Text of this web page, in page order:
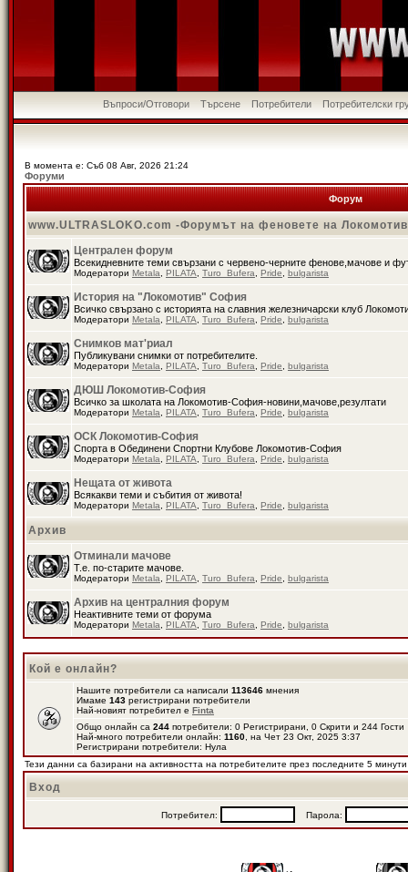
Въпроси/Отговори Търсене Потребители Потребителски
В момента е: Съб 08 Авг, 2026 21:24
Форуми
Форум
www.ULTRASLOKO.com -Форумът на феновете на
Централен форум
Всекидневните теми свързани с червено-черните фенове,мачове и
Модератори Metala PILATA Turo_Bufera Pride bulgarista
История на "Локомотив" София
Всичко свързано с историята на славния железничарски клуб
Модератори Metala PILATA Turo_Bufera Pride bulgarista
Снимков мат'риал
Публикувани снимки от потребителите.
Модератори Metala PILATA Turo_Bufera Pride bulgarista
ДЮШ Локомотив-София
Всичко за школата на Локомотив-София-новини,мачове,резултати
Модератори Metala PILATA Turo_Bufera Pride bulgarista
ОСК Локомотив-София
Спорта в Обединени Спортни Клубове Локомотив-София
Модератори Metala PILATA Turo_Bufera Pride bulgarista
Нещата от живота
Всякакви теми и събития от живота!
Модератори Metala PILATA Turo_Bufera Pride bulgarista
Архив
Отминали мачове
Т.е. по-старите мачове.
Модератори Metala PILATA Turo_Bufera Pride bulgarista
Архив на централния форум
Неактивните теми от форума
Модератори Metala PILATA Turo_Bufera Pride bulgarista
Кой е онлайн?
Нашите потребители са написали 113646 мнения
Имаме 143 регистрирани потребители
Най-новият потребител е Finta
Общо онлайн са 244 потребители: 0 Регистрирани, 0 Скрити и 244
Най-много потребители онлайн: 1160 , на Чет 23 Окт, 2025 3:37
Регистрирани потребители: Нула
Тези данни са базирани на активността на потребителите през последните 5 минути
Вход
Потребител: Парола: